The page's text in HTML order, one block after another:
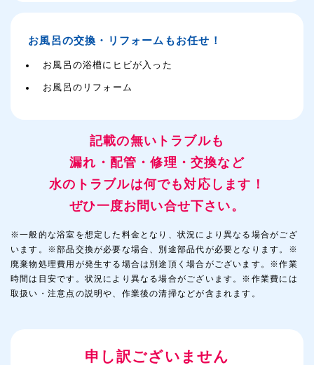
お風呂の交換・リフォームもお任せ！
お風呂の浴槽にヒビが入った
お風呂のリフォーム
記載の無いトラブルも
漏れ・配管・修理・交換など
水のトラブルは何でも対応します！
ぜひ一度お問い合せ下さい。
※一般的な浴室を想定した料金となり、状況により異なる場合がござ
います。※部品交換が必要な場合、別途部品代が必要となります。※
廃棄物処理費用が発生する場合は別途頂く場合がございます。※作業
時間は目安です。状況により異なる場合がございます。※作業費には
取扱い・注意点の説明や、作業後の清掃などが含まれます。
申し訳ございません